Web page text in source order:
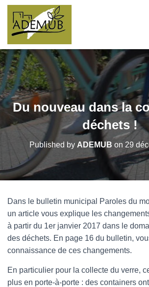
Du nouveau dans la
déchets !
Published by ADEMUB on 29
Dans le bulletin municipal Paroles du
un article vous explique les
à partir du 1er janvier 2017 dans le
des déchets. En page 16 du bulletin,
connaissance de ces changements.
En particulier pour la collecte du verre,
plus en porte-à-porte : des containers